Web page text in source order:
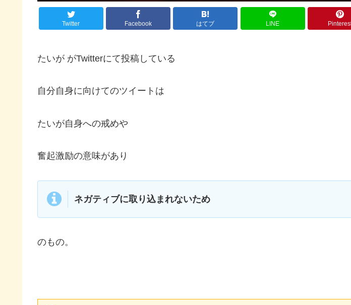
Twitter Facebook はてブ LINE
たいが がTwitterにて投稿している
自分自身に向けてのツイートは
たいが自身への戒めや
奮起激励の意味があり
ネガティブに取り込まれないため
のもの。